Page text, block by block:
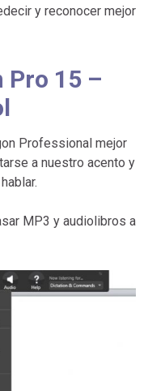
y reconocer mejor
Pro 15 –
Professional mejor
a nuestro acento y
MP3 y audiolibros a